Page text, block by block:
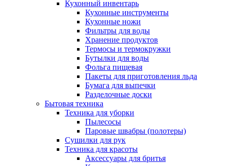
Кухонный инвентарь
Кухонные инструменты
Кухонные ножи
Фильтры для воды
Хранение продуктов
Термосы и термокружки
Бутылки для воды
Фольга пищевая
Пакеты для приготовления льда
Бумага для выпечки
Разделочные доски
Бытовая техника
Техника для уборки
Пылесосы
Паровые швабры (полотеры)
Сушилки для рук
Техника для красоты
Аксессуары для бритья